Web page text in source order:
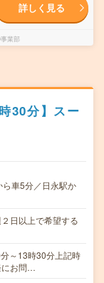
詳しく見る
業部
30分】スー
車5分／日永駅か
日以上で希望する
～13時30分上記時
にお問…